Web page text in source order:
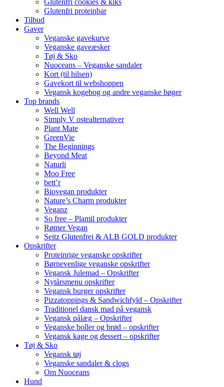
Glutenfri proteinbar
Tilbud
Gaver
Veganske gavekurve
Veganske gaveæsker
Tøj & Sko
Nuoceans – Veganske sandaler
Kort (til hilsen)
Gavekort til webshoppen
Vegansk kogebog og andre veganske bøger
Top brands
Well Well
Simply V ostealternativer
Plant Mate
GreenVie
The Beginnings
Beyond Meat
Naturli
Moo Free
bett’r
Biovegan produkter
Nature’s Charm produkter
Veganz
So free – Plamil produkter
Rømer Vegan
Seitz Glutenfrei & ALB GOLD produkter
Opskrifter
Proteinrige veganske opskrifter
Børnevenlige veganske opskrifter
Vegansk Julemad – Opskrifter
Nytårsmenu opskrifter
Vegansk burger opskrifter
Pizzatoppings & Sandwichfyld – Opskrifter
Traditionel dansk mad på vegansk
Vegansk pålæg – Opskrifter
Veganske boller og brød – opskrifter
Vegansk kage og dessert – opskrifter
Tøj & Sko
Vegansk tøj
Veganske sandaler & clogs
Om Nuoceans
Hund